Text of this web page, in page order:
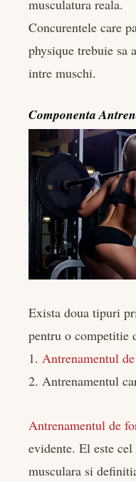
musculatura reala.
Concurentele care
physique trebuie sa
intre muschi.
Componenta
Exista doua tipuri
pentru o competitie
1. Antrenamentul
2. Antrenamentul
Antrenamentul de
evidente. El este
musculara si